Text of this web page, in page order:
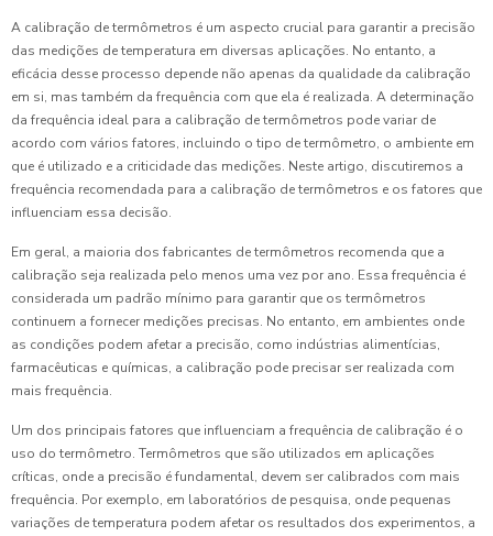
A calibração de termômetros é um aspecto crucial para garantir a precisão
das medições de temperatura em diversas aplicações. No entanto, a
eficácia desse processo depende não apenas da qualidade da calibração
em si, mas também da frequência com que ela é realizada. A determinação
da frequência ideal para a calibração de termômetros pode variar de
acordo com vários fatores, incluindo o tipo de termômetro, o ambiente em
que é utilizado e a criticidade das medições. Neste artigo, discutiremos a
frequência recomendada para a calibração de termômetros e os fatores que
influenciam essa decisão.
Em geral, a maioria dos fabricantes de termômetros recomenda que a
calibração seja realizada pelo menos uma vez por ano. Essa frequência é
considerada um padrão mínimo para garantir que os termômetros
continuem a fornecer medições precisas. No entanto, em ambientes onde
as condições podem afetar a precisão, como indústrias alimentícias,
farmacêuticas e químicas, a calibração pode precisar ser realizada com
mais frequência.
Um dos principais fatores que influenciam a frequência de calibração é o
uso do termômetro. Termômetros que são utilizados em aplicações
críticas, onde a precisão é fundamental, devem ser calibrados com mais
frequência. Por exemplo, em laboratórios de pesquisa, onde pequenas
variações de temperatura podem afetar os resultados dos experimentos, a